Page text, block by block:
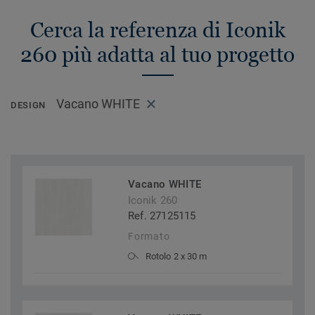
Cerca la referenza di Iconik
260 più adatta al tuo progetto
DESIGN Vacano WHITE
Vacano WHITE
Iconik 260
Ref. 27125115
Formato
Rotolo 2 x 30 m